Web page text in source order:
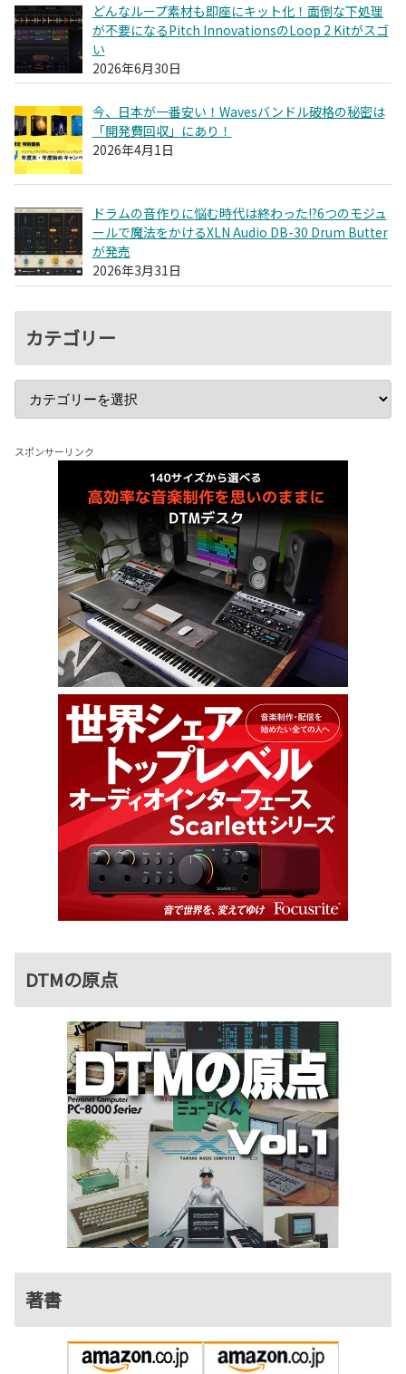
どんなループ素材も即座にキット化！面倒な下処理
が不要になるPitch InnovationsのLoop 2 Kitがスゴ
い
2026年6月30日
今、日本が一番安い！Wavesバンドル破格の秘密は
「開発費回収」にあり！
2026年4月1日
ドラムの音作りに悩む時代は終わった!?6つのモジュ
ールで魔法をかけるXLN Audio DB-30 Drum Butter
が発売
2026年3月31日
カテゴリー
スポンサーリンク
DTMの原点
著書